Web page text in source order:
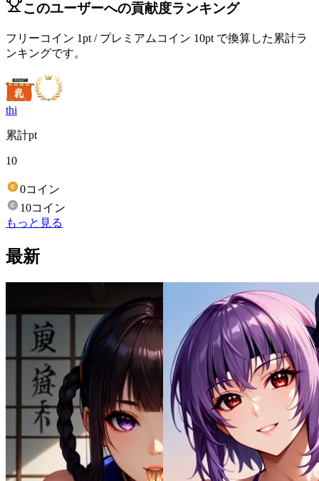
このユーザーへの貢献度ランキング
フリーコイン 1pt / プレミアムコイン 10pt で換算した累計ラ
ンキングです。
thi
累計pt
10
0コイン
10コイン
もっと見る
最新